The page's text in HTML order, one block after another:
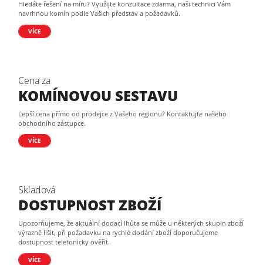
Hledáte řešení na míru? Využijte konzultace zdarma, naši technici Vám
navrhnou komín podle Vašich představ a požadavků.
VÍCE
Cena za
KOMÍNOVOU SESTAVU
Lepší cena přímo od prodejce z Vašeho regionu? Kontaktujte našeho
obchodního zástupce.
VÍCE
Skladová
DOSTUPNOST ZBOŽÍ
Upozorňujeme, že aktuální dodací lhůta se může u některých skupin zboží
výrazně lišit, při požadavku na rychlé dodání zboží doporučujeme
dostupnost telefonicky ověřit.
VÍCE